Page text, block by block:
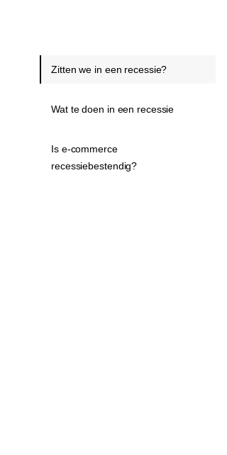
Zitten we in een recessie?
Wat te doen in een recessie
Is e-commerce
recessiebestendig?